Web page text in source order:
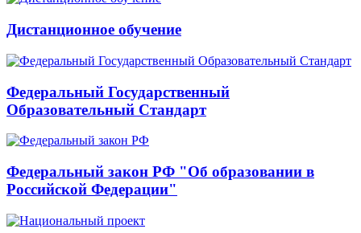
Дистанционное обучение
Федеральный Государственный
Образовательный Стандарт
Федеральный закон РФ "Об образовании в
Российской Федерации"